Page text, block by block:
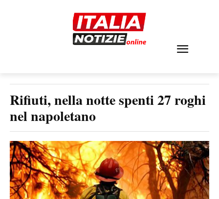
Rifiuti, nella notte spenti 27 roghi
nel napoletano